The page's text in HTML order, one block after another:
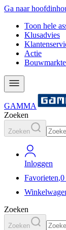
Ga naar
Toon hele
Klusadvies
Actie
GAMMA
Zoeken
Zoeken
Inloggen
Favorieten,0
Zoeken
Zoeken